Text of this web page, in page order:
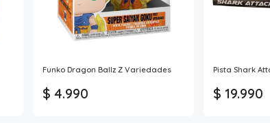
Funko Dragon Ballz Z Variedades
$ 4.990
Pista Shark
$ 19.990